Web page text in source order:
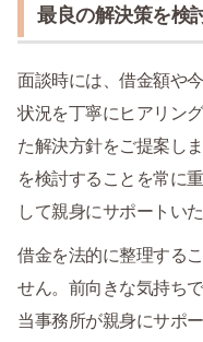
最良の解決策を検
面談時には、借金額や
状況を丁寧にヒアリン
た解決方針をご提案し
を検討することを常に
して親身にサポートいた
借金を法的に整理する
せん。前向きな気持ち
当事務所が親身にサポ